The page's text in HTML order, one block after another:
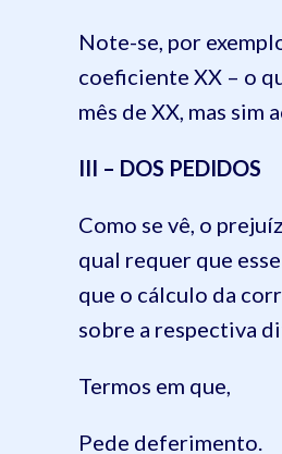
Note-se, por
coeficiente XX – o
mês de XX, mas sim
III – DOS PEDIDOS
Como se vê, o
qual requer que
que o cálculo da
sobre a respectiva
Termos em que,
Pede deferimento.